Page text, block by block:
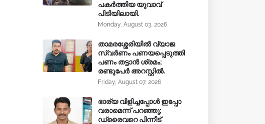
പകർത്തിയ യുവാവ്
പിടിയിലായി.
Monday, August 03, 2026
താമരശ്ശേരിയിൽ വ്യാജ
സ്വർണം പണയപ്പെടുത്തി
പണം തട്ടാൻ ശ്രമം;
രണ്ടുപേർ അറസ്റ്റിൽ.
Friday, August 07, 2026
ഭാര്യ വിളിച്ചപ്പോള്‍ ഇപ്പോ
വരാമെന്ന് പറഞ്ഞു;
ഡ്രൈവറെ പിന്നീട്